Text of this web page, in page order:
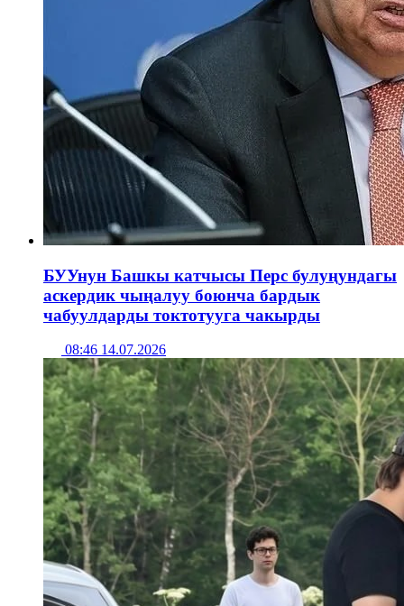
БУУнун Башкы катчысы Перс булуңундагы
аскердик чыңалуу боюнча бардык
чабуулдарды токтотууга чакырды
08:46 14.07.2026